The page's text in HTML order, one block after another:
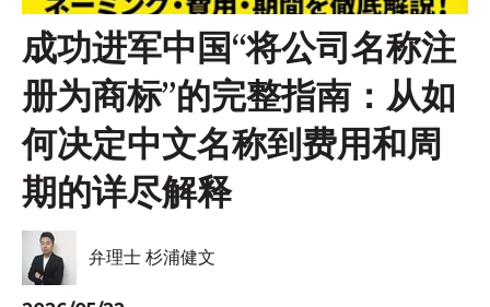
成功进军中国“将公司名称注
册为商标”的完整指南：从如
何决定中文名称到费用和周
期的详尽解释
弁理士 杉浦健文